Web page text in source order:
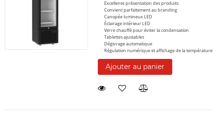
Excellente présentation des produits
Convient parfaitement au branding
Canopée lumineux LED
Éclairage intérieur LED
Verre chauffé pour éviter la condensation
Tablettes ajustables
Dégivrage automatique
Régulation numérique et affichage de la température
Ajouter au panier